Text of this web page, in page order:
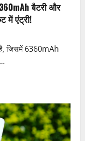
बैटरी और
में एंट्री!
जिसमें 6360mAh